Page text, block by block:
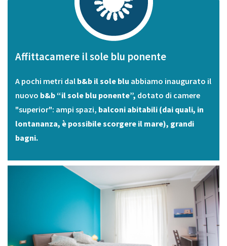
Affittacamere il sole blu ponente
A pochi metri dal b&b il sole blu abbiamo inaugurato il
nuovo b&b “il sole blu ponente”, dotato di camere
"superior": ampi spazi, balconi abitabili (dai quali, in
lontananza, è possibile scorgere il mare), grandi
bagni.